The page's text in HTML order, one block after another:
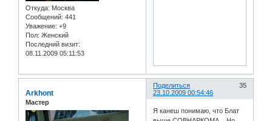
Откуда: Москва
Сообщений: 441
Уважение: +9
Пол: Женский
Последний визит:
08.11.2009 05:11:53
Поделиться
35
23.10.2009 00:54:46
Arkhont
Мастер
Я канеш понимаю, что Блат